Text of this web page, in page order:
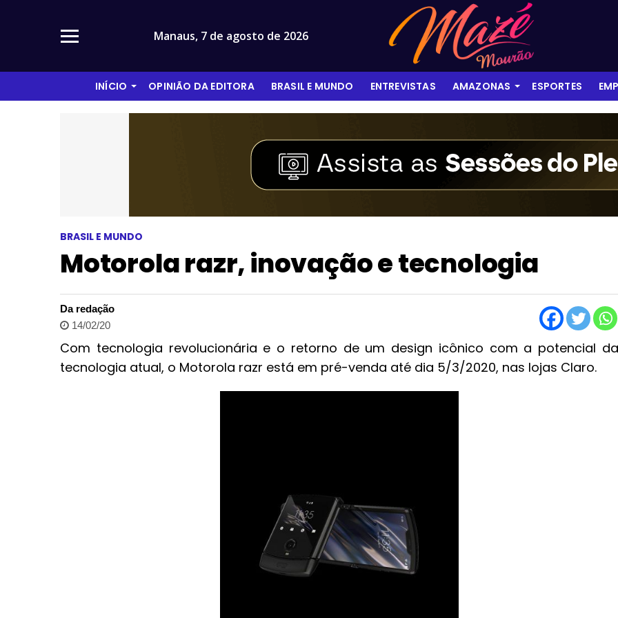
Manaus, 7 de agosto de 2026
INÍCIO OPINIÃO DA EDITORA BRASIL E MUNDO ENTREVISTAS AMAZONAS ESPORTES
BRASIL E MUNDO
Motorola razr, inovação e tecnologia
Da redação
14/02/20
Com tecnologia revolucionária e o retorno de um design icônico com a potencial da
tecnologia atual, o Motorola razr está em pré-venda até dia 5/3/2020, nas lojas Claro.